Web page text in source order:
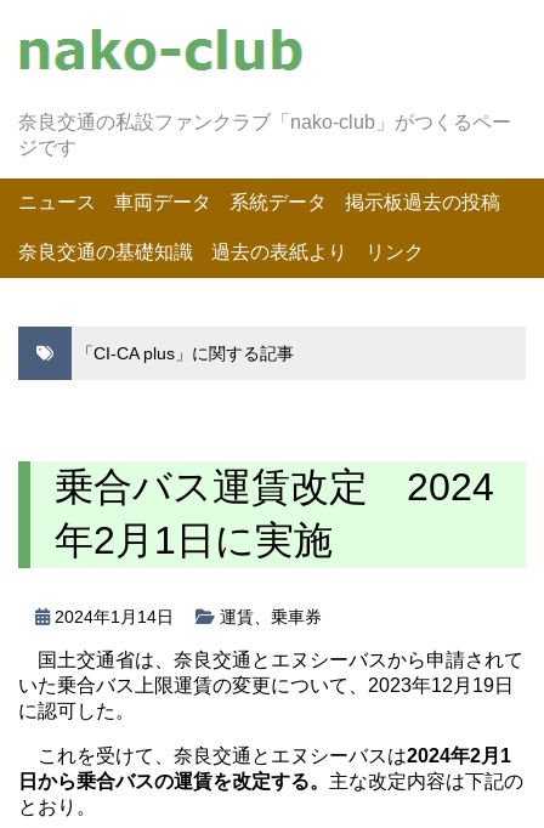
奈良交通の私設ファンクラブ「nako-club」がつくるペー
ジです
ニュース 車両データ 系統データ 掲示板過去の投稿
奈良交通の基礎知識 過去の表紙より リンク
「CI-CA plus」に関する記事
乗合バス運賃改定 2024
年2月1日に実施
2024年1月14日 運賃 乗車券
国土交通省は、奈良交通とエヌシーバスから申請されて
いた乗合バス上限運賃の変更について、2023年12月19日
に認可した。
これを受けて、奈良交通とエヌシーバスは2024年2月1
日から乗合バスの運賃を改定する。 主な改定内容は下記の
とおり。